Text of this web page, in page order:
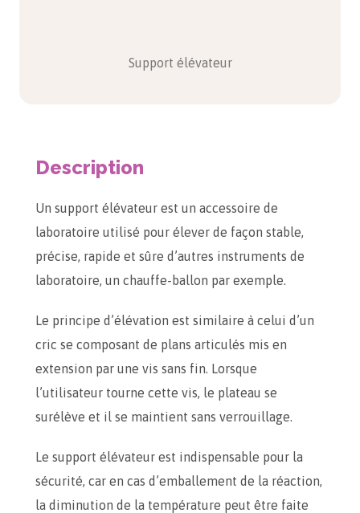
Support élévateur
Description
Un support élévateur est un accessoire de
laboratoire utilisé pour élever de façon stable,
précise, rapide et sûre d’autres instruments de
laboratoire, un chauffe-ballon par exemple.
Le principe d’élévation est similaire à celui d’un
cric se composant de plans articulés mis en
extension par une vis sans fin. Lorsque
l’utilisateur tourne cette vis, le plateau se
surélève et il se maintient sans verrouillage.
Le support élévateur est indispensable pour la
sécurité, car en cas d’emballement de la réaction,
la diminution de la température peut être faite